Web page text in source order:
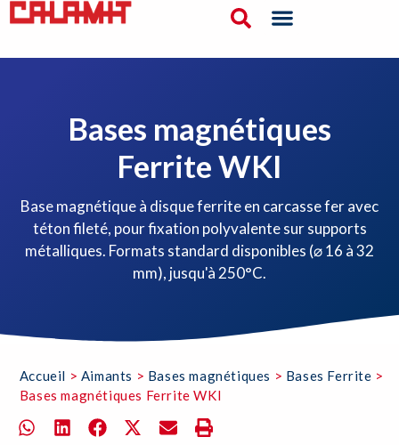
Bases magnétiques
Ferrite WKI
Base magnétique à disque ferrite en carcasse fer avec
téton fileté, pour fixation polyvalente sur supports
métalliques. Formats standard disponibles (⌀ 16 à 32
mm), jusqu'à 250°C.
Accueil > Aimants > Bases magnétiques > Bases Ferrite >
Bases magnétiques Ferrite WKI